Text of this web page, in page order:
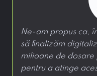
Ne-am propus ca,
să finalizăm
milioane de dosare
pentru a atinge